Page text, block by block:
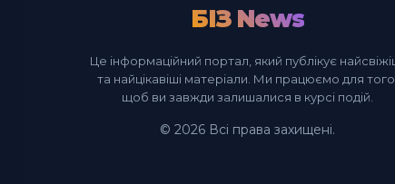
БІЗ News
Це інформаційний портал, який публікує
та найцікавіші матеріали. Ми працюємо для того,
щоб ви завжди залишалися в курсі подій.
© 2026 Всі права захищені.